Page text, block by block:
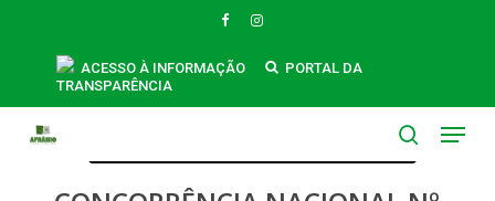
FACEBOOKINSTAGRAM
ACESSO À INFORMAÇÃO
PORTAL DA
TRANSPARÊNCIA
Menu
Licitações: Secretaria de Educação
Licitações: Secretaria de Infraestrutura